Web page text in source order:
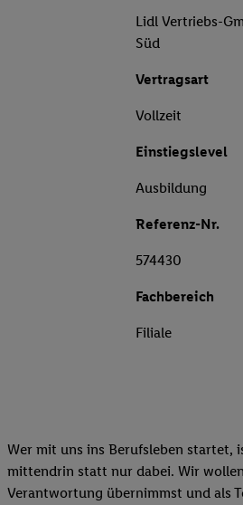
Lidl Vertriebs-
Süd
Vertragsart
Vollzeit
Einstiegslevel
Ausbildung
Referenz-Nr.
574430
Fachbereich
Filiale
Wer mit uns ins Berufsleben startet,
mittendrin statt nur dabei. Wir
Verantwortung übernimmst und als